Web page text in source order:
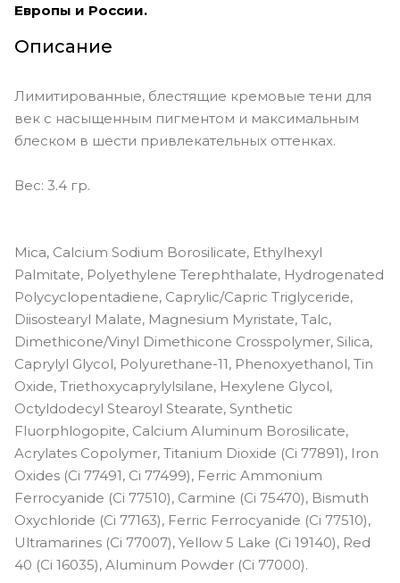
Европы и России.
Описание
Лимитированные, блестящие кремовые тени для
век с насыщенным пигментом и максимальным
блеском в шести привлекательных оттенках.
Вес: 3.4 гр.
Mica, Calcium Sodium Borosilicate, Ethylhexyl
Palmitate, Polyethylene Terephthalate, Hydrogenated
Polycyclopentadiene, Caprylic/Capric Triglyceride,
Diisostearyl Malate, Magnesium Myristate, Talc,
Dimethicone/Vinyl Dimethicone Crosspolymer, Silica,
Caprylyl Glycol, Polyurethane-11, Phenoxyethanol, Tin
Oxide, Triethoxycaprylylsilane, Hexylene Glycol,
Octyldodecyl Stearoyl Stearate, Synthetic
Fluorphlogopite, Calcium Aluminum Borosilicate,
Acrylates Copolymer, Titanium Dioxide (Ci 77891), Iron
Oxides (Ci 77491, Ci 77499), Ferric Ammonium
Ferrocyanide (Ci 77510), Carmine (Ci 75470), Bismuth
Oxychloride (Ci 77163), Ferric Ferrocyanide (Ci 77510),
Ultramarines (Ci 77007), Yellow 5 Lake (Ci 19140), Red
40 (Ci 16035), Aluminum Powder (Ci 77000).